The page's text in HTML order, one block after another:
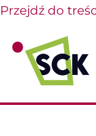
Przejdź do
do
zawartości